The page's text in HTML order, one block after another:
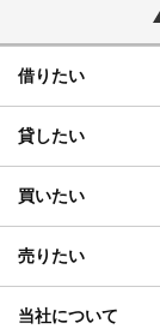
借りたい
貸したい
買いたい
売りたい
当社について